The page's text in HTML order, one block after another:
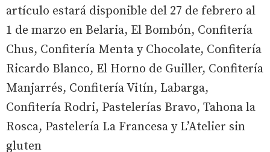
artículo estará disponible del 27 de febrero al
1 de marzo en Belaria, El Bombón, Confitería
Chus, Confitería Menta y Chocolate, Confitería
Ricardo Blanco, El Horno de Guiller, Confitería
Manjarrés, Confitería Vitín, Labarga,
Confitería Rodri, Pastelerías Bravo, Tahona la
Rosca, Pastelería La Francesa y L’Atelier sin
gluten